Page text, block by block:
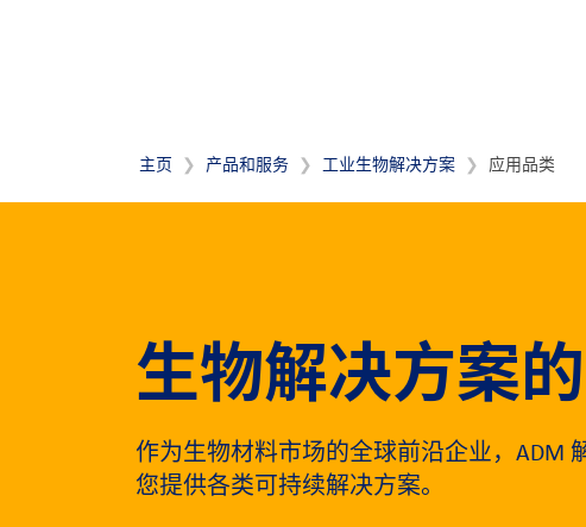
主页 产品和服务 工业生物解决方案 应用品类
生物解决方案
作为生物材料市场的全球前沿企业 ，ADM
您提供各类可持续解决方案。